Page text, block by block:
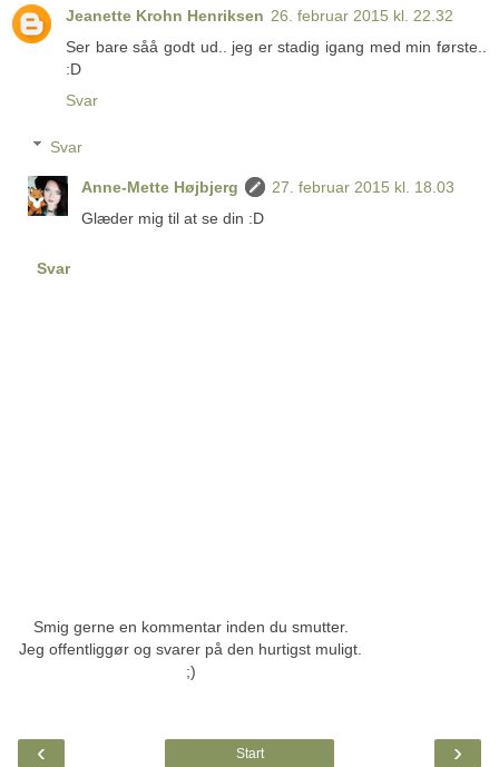
Jeanette Krohn Henriksen 26. februar 2015 kl. 22.32
Ser bare såå godt ud.. jeg er stadig igang med min første..
:D
Svar
Svar
Anne-Mette Højbjerg
27. februar 2015 kl. 18.03
Glæder mig til at se din :D
Svar
Smig gerne en kommentar inden du smutter.
Jeg offentliggør og svarer på den hurtigst muligt.
;)
‹ ›
Start